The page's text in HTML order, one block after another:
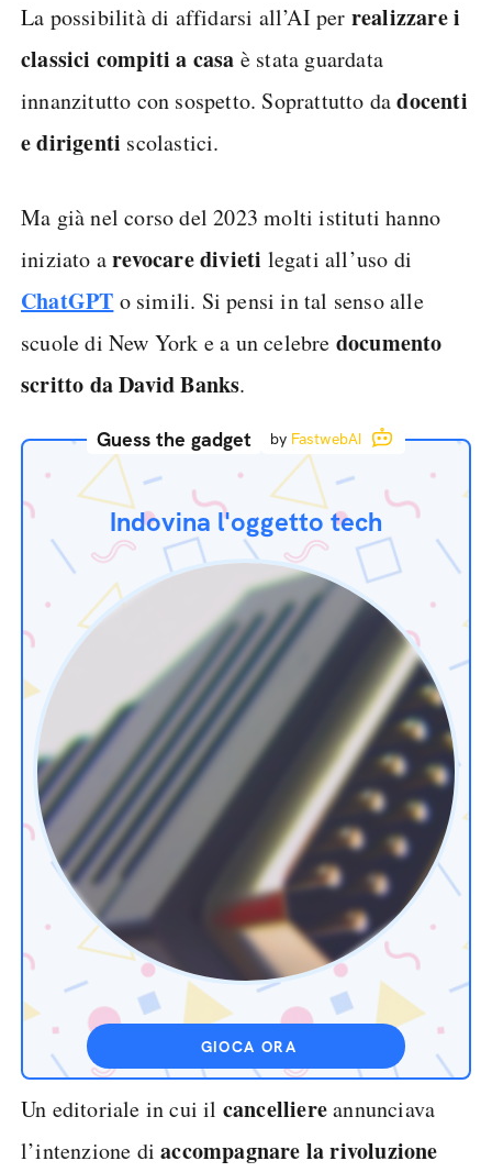
La possibilità di affidarsi all’AI per realizzare i
classici compiti a casa è stata guardata
innanzitutto con sospetto. Soprattutto dadocenti
e dirigenti scolastici.
Ma già nel corso del 2023 molti istituti hanno
iniziato arevocare divieti legati all’uso di
ChatGPT o simili. Si pensi in tal senso alle
scuole di New York e a un celebre documento
scritto da David Banks.
Guess the gadget by FastwebAI
Indovina l'oggetto tech
GIOCA ORA
Un editoriale in cui il cancelliereannunciava
l’intenzione diaccompagnare la rivoluzione